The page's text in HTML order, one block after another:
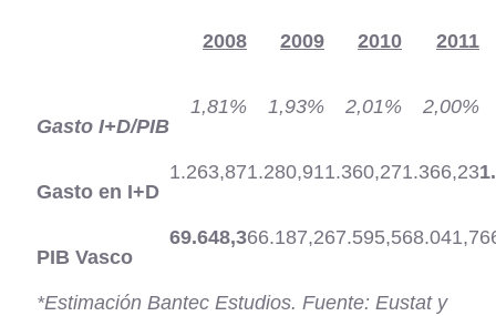
2008 2009 2010 2011
Gasto I+D/PIB
1,81% 1,93% 2,01% 2,00%
Gasto en I+D
1.263,871.280,911.360,271.366,23
PIB Vasco
69.648,366.187,267.595,568.041,7
*Estimación Bantec Estudios. Fuente: Eustat y